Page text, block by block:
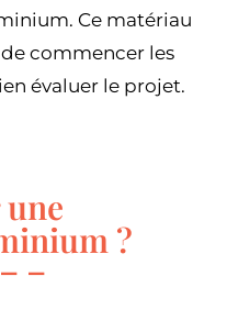
Ce matériau
commencer les
évaluer le projet.
?